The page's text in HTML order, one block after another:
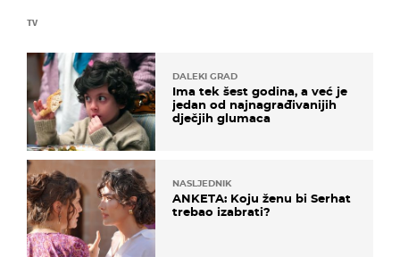
TV
DALEKI GRAD
Ima tek šest godina, a već je
jedan od najnagrađivanijih
dječjih glumaca
NASLJEDNIK
ANKETA: Koju ženu bi Serhat
trebao izabrati?